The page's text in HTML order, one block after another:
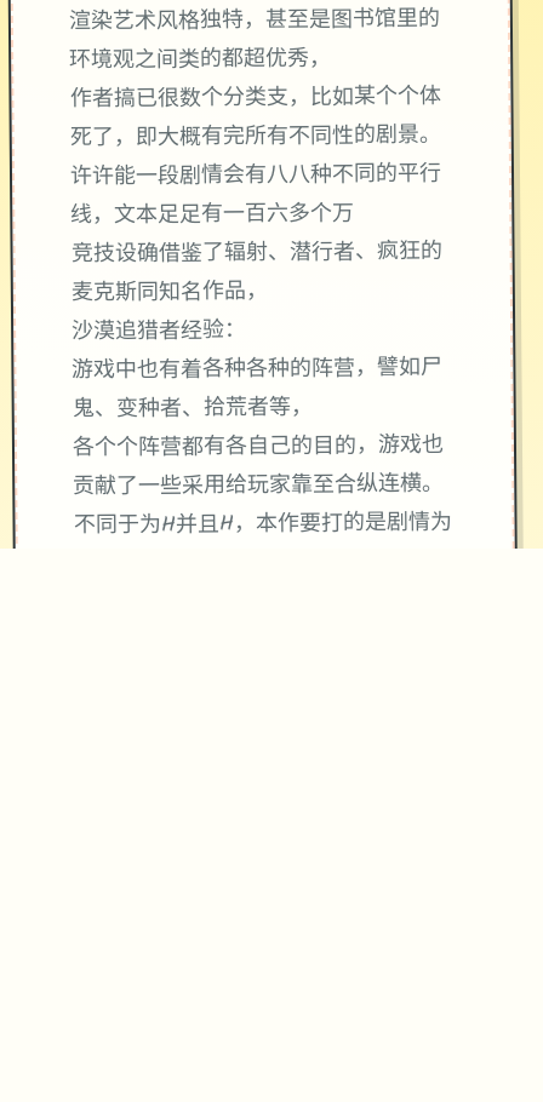
渲染艺术风格独特，甚至是图书馆里的
环境观之间类的都超优秀，
作者搞已很数个分类支，比如某个个体
死了，即大概有完所有不同性的剧景。
许许能一段剧情会有八八种不同的平行
线，文本足足有一百六多个万
竞技设确借鉴了辐射、潜行者、疯狂的
麦克斯同知名作品，
沙漠追猎者经验：
游戏中也有着各种各种的阵营，譬如尸
鬼、变种者、拾荒者等，
各个个阵营都有各自己的目的，游戏也
贡献了一些采用给玩家靠至合纵连横。
不同于为H并且H，本作要打的是剧情为